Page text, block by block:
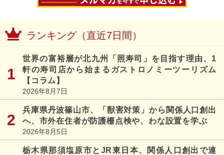
ランキング（直近7日間）
世界の富裕層が北九州「照寿司」を目指す理由、1
軒の寿司店から始まるガストロノミーツーリズム
【コラム】
2026年8月7日
兵庫県丹波篠山市、「獣害対策」から関係人口創出
へ、市外在住者が防護柵点検や、わな設置を学ぶ
2026年8月5日
栃木県那須塩原市とJR東日本、関係人口創出で連